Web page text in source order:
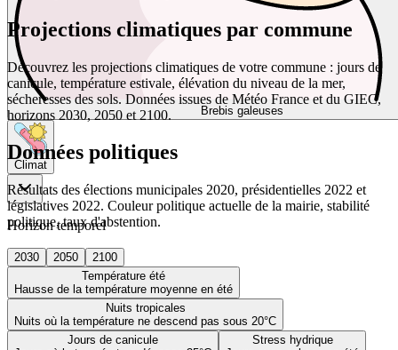
Brebis galeuses
Climat
Horizon temporel
2030 2050
2100
Température été
Hausse de la température moyenne en été
Nuits tropicales
Nuits où la température ne descend pas sous 20°C
Jours de canicule
Stress hydrique
Projections climatiques par commune
Découvrez les projections climatiques de votre commune : jours de
canicule, température estivale, élévation du niveau de la mer,
sécheresses des sols. Données issues de Météo France et du GIEC,
horizons 2030, 2050 et 2100.
Données politiques
Résultats des élections municipales 2020, présidentielles 2022 et
législatives 2022. Couleur politique actuelle de la mairie, stabilité
politique, taux d'abstention.